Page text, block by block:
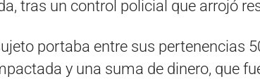
tras un control policial que arrojó
portaba entre sus pertenencias
y una suma de dinero, que